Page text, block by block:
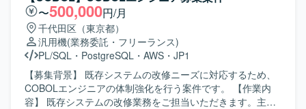
おいて主体的に課題管理や検証業務を推進いただける方を
求めております。関係者と円滑にコミュニケーションを取
りながら、丁寧かつ正確にテスト業務を遂行いただける方
ですと望ましいです。 【ポジションの魅力】 銀行システム
におけるFircosoftを用いたシステム更改に携わることで、
金融系システムの知見やテスト・検証業務の経験を深めて
いただけます。各種設計工程やインフラ環境の知識習得に
もつながる可能性がございます。 【開発環境】 Fircosoftを
〜500,000円/月
千代田区（東京都）
汎用機(業務委託・フリーランス)
PL/SQL ・ PostgreSQL ・ AWS ・ JP1
【募集背景】 既存システムの改修ニーズに対応するため、
COBOLエンジニアの体制強化を行う案件です。 【作業内
容】 既存システムの改修業務をご担当いただきます。主に